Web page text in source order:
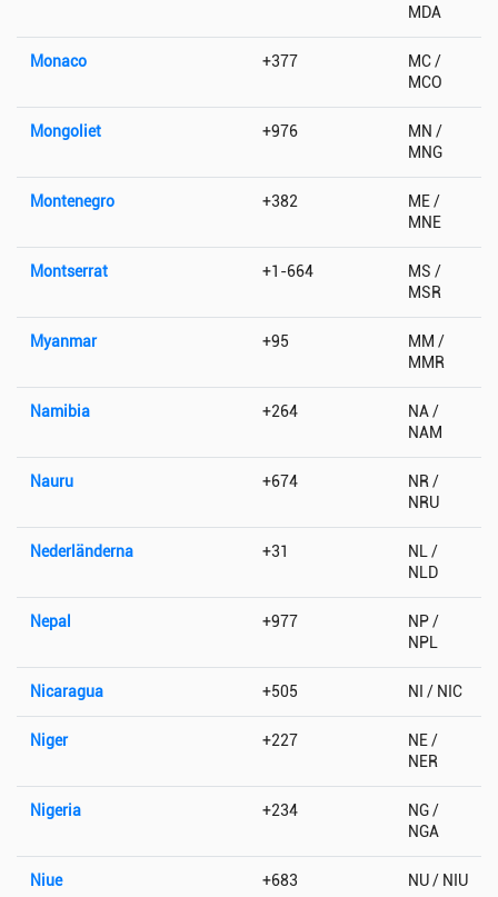
MDA
Monaco +377
MC /
MCO
Mongoliet +976
MN /
MNG
Montenegro +382
ME /
MNE
Montserrat +1-664
MS /
MSR
Myanmar +95
MM /
MMR
Namibia +264
NA /
NAM
Nauru +674
NR /
NRU
Nederländerna +31
NL /
NLD
Nepal +977
NP /
NPL
Nicaragua +505 NI / NIC
Niger +227
NE /
NER
Nigeria +234
NG /
NGA
Niue +683 NU / NIU